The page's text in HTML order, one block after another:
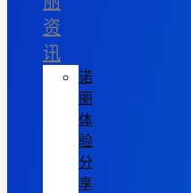
资
讯
诺
丽
体
验
分
享